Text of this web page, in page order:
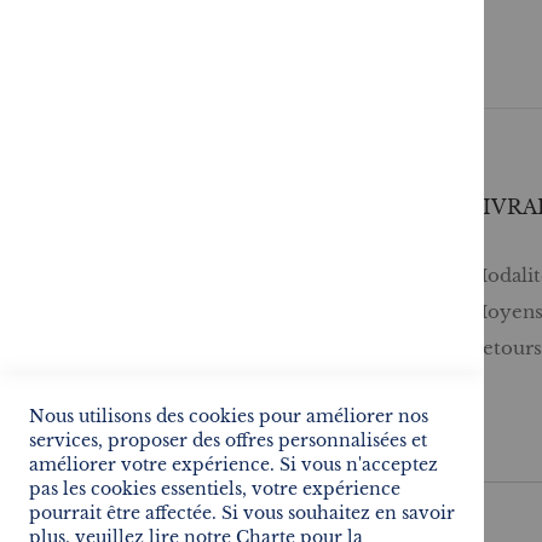
Inscription à la newsletter
Nous utilisons des cookies pour améliorer nos
services, proposer des offres personnalisées et
améliorer votre expérience. Si vous n'acceptez
pas les cookies essentiels, votre expérience
pourrait être affectée. Si vous souhaitez en savoir
plus, veuillez lire notre Charte pour la